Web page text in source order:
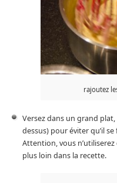
rajoutez
Versez dans un grand
dessus) pour éviter qu’il
Attention, vous
plus loin dans la recette.